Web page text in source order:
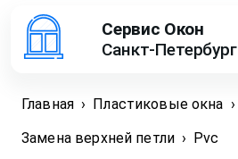
Сервис Окон
Санкт-Петербург
Главная › Пластиковые окна ›
Замена верхней петли › Pvc